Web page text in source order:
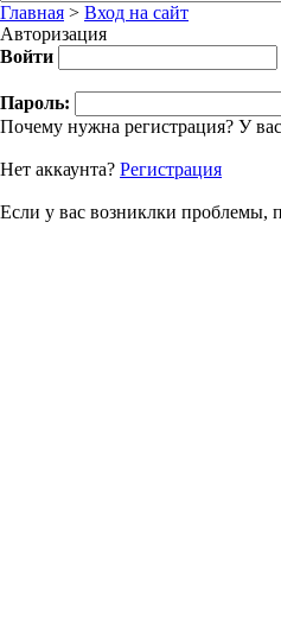
Главная > Вход на сайт
Авторизация
Войти
Пароль:
Почему нужна регистрация? У
Нет аккаунта? Регистрация
Если у вас возниклки проблемы,